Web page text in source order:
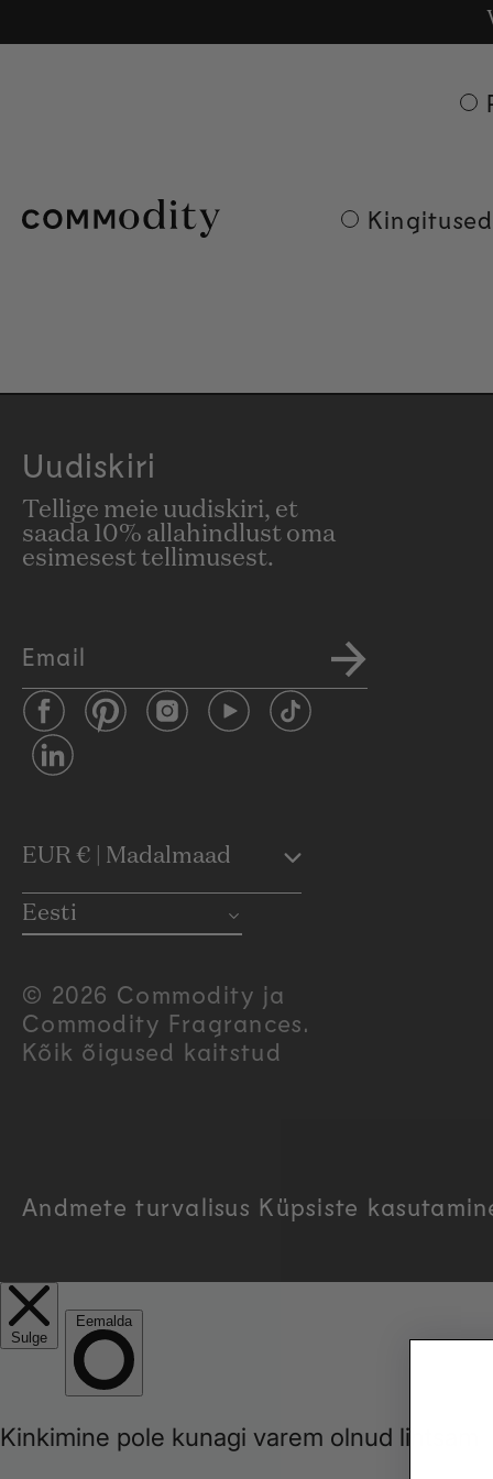
Uudiskiri
Tellige meie uudiskiri, et
saada 10% allahindlust oma
esimesest tellimusest.
Email
FacebookPinterestInstagramYouTube
TikTok
LinkedIn
C
o
u
n
r
/
r
e
EUR € | Madalmaad
Eesti
© 2026 Commodity ja
Commodity Fragrances.
Kõik õigused kaitstud
Andmete turvalisus Küpsiste